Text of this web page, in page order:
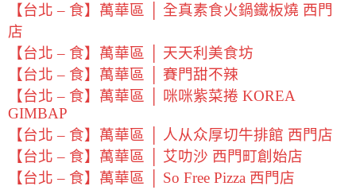
【台北 – 食】萬華區 │ 全真素食火鍋鐵板燒 西門
店
【台北 – 食】萬華區 │ 天天利美食坊
【台北 – 食】萬華區 │ 賽門甜不辣
【台北 – 食】萬華區 │ 咪咪紫菜捲 KOREA
GIMBAP
【台北 – 食】萬華區 │ 人从众厚切牛排館 西門店
【台北 – 食】萬華區 │ 艾叻沙 西門町創始店
【台北 – 食】萬華區 │ So Free Pizza 西門店